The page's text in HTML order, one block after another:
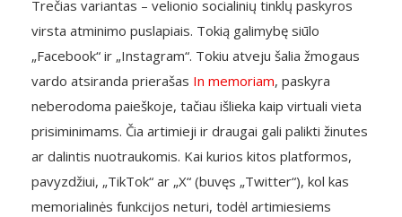
Trečias variantas – velionio socialinių tinklų paskyros
virsta atminimo puslapiais. Tokią galimybę siūlo
„Facebook“ ir „Instagram“. Tokiu atveju šalia žmogaus
vardo atsiranda prierašas In memoriam, paskyra
neberodoma paieškoje, tačiau išlieka kaip virtuali vieta
prisiminimams. Čia artimieji ir draugai gali palikti žinutes
ar dalintis nuotraukomis. Kai kurios kitos platformos,
pavyzdžiui, „TikTok“ ar „X“ (buvęs „Twitter“), kol kas
memorialinės funkcijos neturi, todėl artimiesiems